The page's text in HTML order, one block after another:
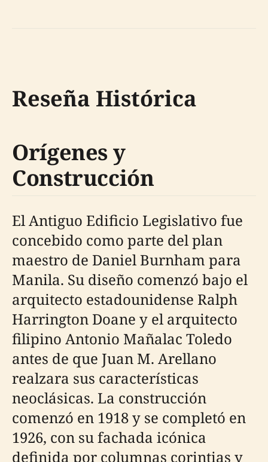
Reseña Histórica
Orígenes y
Construcción
El Antiguo Edificio Legislativo fue
concebido como parte del plan
maestro de Daniel Burnham para
Manila. Su diseño comenzó bajo el
arquitecto estadounidense Ralph
Harrington Doane y el arquitecto
filipino Antonio Mañalac Toledo
antes de que Juan M. Arellano
realzara sus características
neoclásicas. La construcción
comenzó en 1918 y se completó en
1926, con su fachada icónica
definida por columnas corintias y